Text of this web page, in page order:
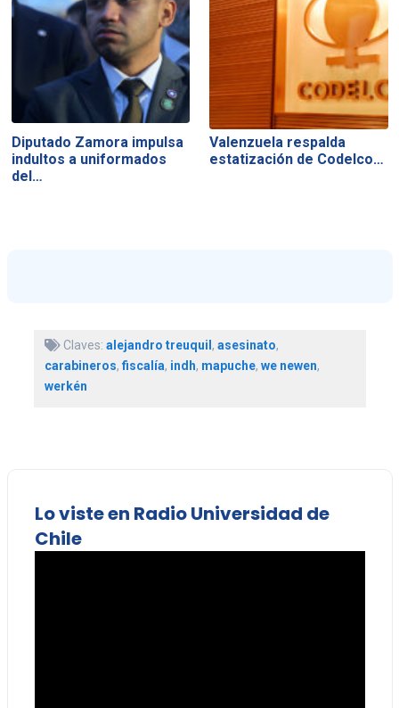
Diputado Zamora impulsa
indultos a uniformados
del…
Valenzuela respalda
estatización de Codelco…
Claves: alejandro treuquil , asesinato,
carabineros, fiscalía, indh, mapuche, we newen,
werkén
Lo viste en Radio Universidad de
Chile